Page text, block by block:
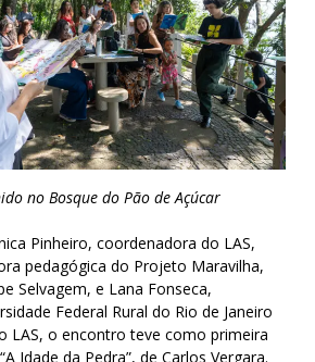
no Bosque do Pão de Açúcar
Pinheiro, coordenadora do LAS,
pedagógica do Projeto Maravilha,
Selvagem, e Lana Fonseca,
Federal Rural do Rio de Janeiro
LAS, o encontro teve como primeira
Idade da Pedra”, de Carlos Vergara.